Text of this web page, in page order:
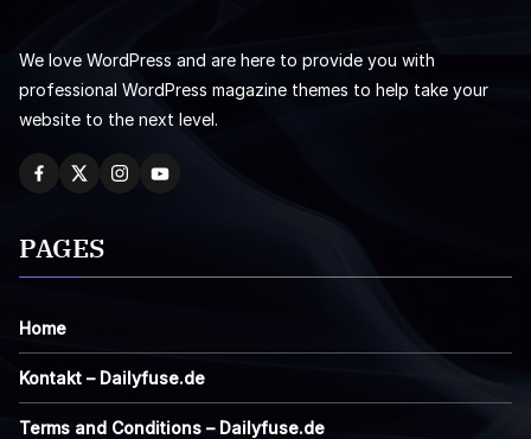
We love WordPress and are here to provide you with
professional WordPress magazine themes to help take your
website to the next level.
PAGES
Home
Kontakt – Dailyfuse.de
Terms and Conditions – Dailyfuse.de